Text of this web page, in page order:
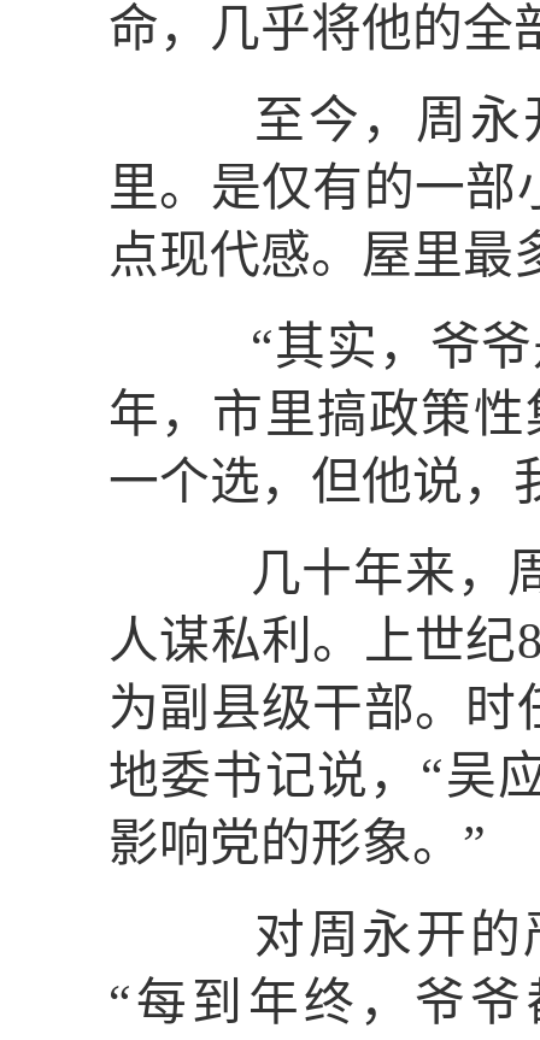
命，几乎将他的全
至今，周永开
里。是仅有的一
点现代感。屋里最
“其实，爷爷
年，市里搞政策
一个选，但他说，
几十年来，周
人谋私利。上世纪
为副县级干部。时
地委书记说，“吴
影响党的形象。”
对周永开的严
“每到年终，爷